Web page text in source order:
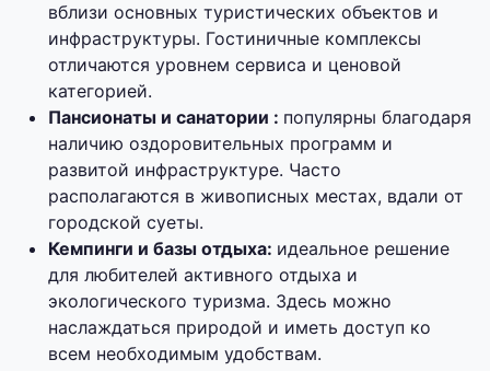
вблизи основных туристических объектов и
инфраструктуры. Гостиничные комплексы
отличаются уровнем сервиса и ценовой
категорией.
Пансионаты и санатории : популярны благодаря
наличию оздоровительных программ и
развитой инфраструктуре. Часто
располагаются в живописных местах, вдали от
городской суеты.
Кемпинги и базы отдыха: идеальное решение
для любителей активного отдыха и
экологического туризма. Здесь можно
наслаждаться природой и иметь доступ ко
всем необходимым удобствам.